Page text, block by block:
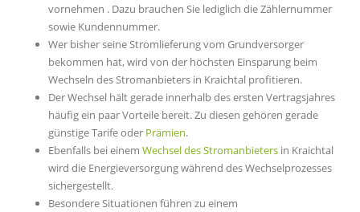
vornehmen . Dazu brauchen Sie lediglich die Zählernummer
sowie Kundennummer.
Wer bisher seine Stromlieferung vom Grundversorger
bekommen hat, wird von der höchsten Einsparung beim
Wechseln des Stromanbieters in Kraichtal profitieren.
Der Wechsel hält gerade innerhalb des ersten Vertragsjahres
häufig ein paar Vorteile bereit. Zu diesen gehören gerade
günstige Tarife oder Prämien.
Ebenfalls bei einem Wechsel des Stromanbieters in Kraichtal
wird die Energieversorgung während des Wechselprozesses
sichergestellt.
Besondere Situationen führen zu einem